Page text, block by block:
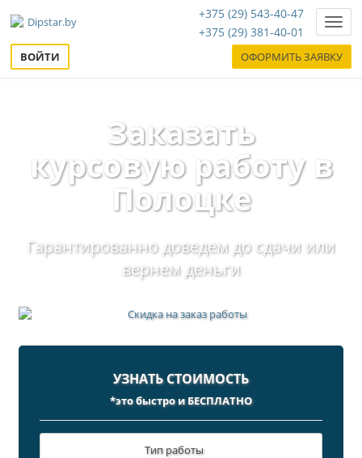
+375 (29) 543-40-47
+375 (29) 381-40-01
ВОЙТИ ОФОРМИТЬ ЗАЯВКУ
Заказать
курсовую работу в
Полоцке
Гарантированно доведем до сдачи или
вернем деньги
УЗНАТЬ СТОИМОСТЬ
*это быстро и БЕСПЛАТНО
Тип работы